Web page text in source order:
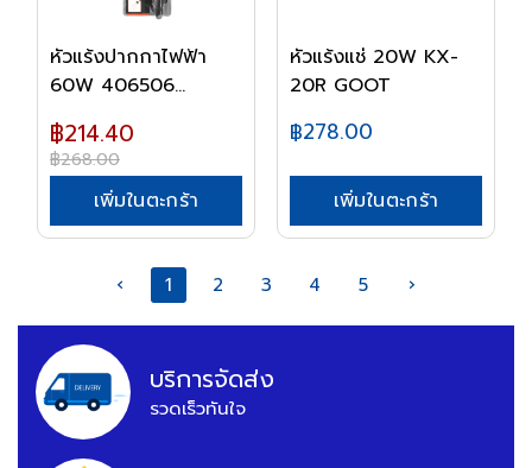
หัวแร้งปากกาไฟฟ้า
60W 406506
฿214.40
฿268.00
เพิ่มในตะกร้า
หัวแร้งแช่ 20W KX-
20R GOOT
฿278.00
เพิ่มในตะกร้า
‹ 1 2 3 4 5 ›
บริการจัดส่ง
รวดเร็วทันใจ